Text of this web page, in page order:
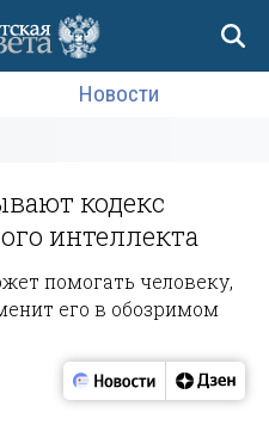
Новости
кодекс
интеллекта
помогать человеку,
его в обозримом